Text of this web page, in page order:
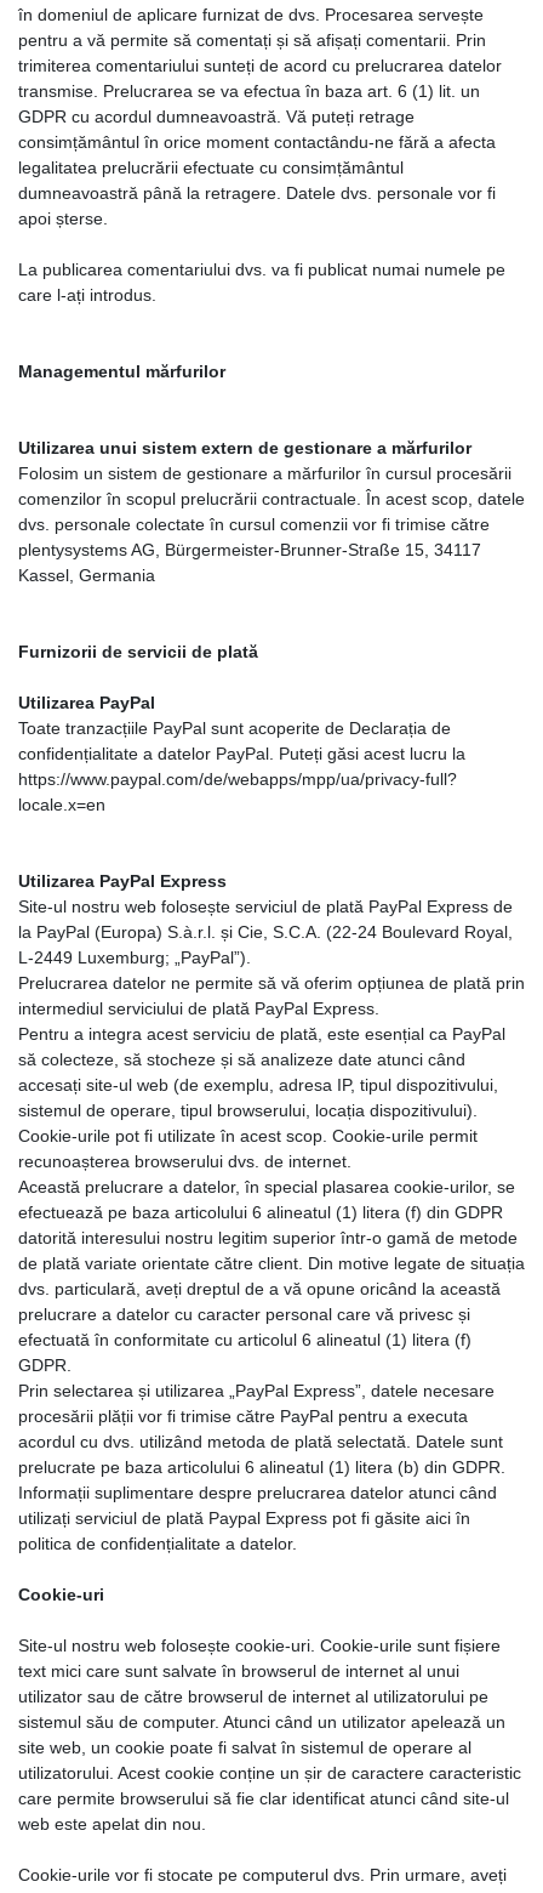
în domeniul de aplicare furnizat de dvs. Procesarea servește
pentru a vă permite să comentați și să afișați comentarii. Prin
trimiterea comentariului sunteți de acord cu prelucrarea datelor
transmise. Prelucrarea se va efectua în baza art. 6 (1) lit. un
GDPR cu acordul dumneavoastră. Vă puteți retrage
consimțământul în orice moment contactându-ne fără a afecta
legalitatea prelucrării efectuate cu consimțământul
dumneavoastră până la retragere. Datele dvs. personale vor fi
apoi șterse.
La publicarea comentariului dvs. va fi publicat numai numele pe
care l-ați introdus.
Managementul mărfurilor
Utilizarea unui sistem extern de gestionare a mărfurilor
Folosim un sistem de gestionare a mărfurilor în cursul procesării
comenzilor în scopul prelucrării contractuale. În acest scop, datele
dvs. personale colectate în cursul comenzii vor fi trimise către
plentysystems AG, Bürgermeister-Brunner-Straße 15, 34117
Kassel, Germania
Furnizorii de servicii de plată
Utilizarea PayPal
Toate tranzacțiile PayPal sunt acoperite de Declarația de
confidențialitate a datelor PayPal. Puteți găsi acest lucru la
https://www.paypal.com/de/webapps/mpp/ua/privacy-full?
locale.x=en
Utilizarea PayPal Express
Site-ul nostru web folosește serviciul de plată PayPal Express de
la PayPal (Europa) S.à.r.l. și Cie, S.C.A. (22-24 Boulevard Royal,
L-2449 Luxemburg; „PayPal”).
Prelucrarea datelor ne permite să vă oferim opțiunea de plată prin
intermediul serviciului de plată PayPal Express.
Pentru a integra acest serviciu de plată, este esențial ca PayPal
să colecteze, să stocheze și să analizeze date atunci când
accesați site-ul web (de exemplu, adresa IP, tipul dispozitivului,
sistemul de operare, tipul browserului, locația dispozitivului).
Cookie-urile pot fi utilizate în acest scop. Cookie-urile permit
recunoașterea browserului dvs. de internet.
Această prelucrare a datelor, în special plasarea cookie-urilor, se
efectuează pe baza articolului 6 alineatul (1) litera (f) din GDPR
datorită interesului nostru legitim superior într-o gamă de metode
de plată variate orientate către client. Din motive legate de situația
dvs. particulară, aveți dreptul de a vă opune oricând la această
prelucrare a datelor cu caracter personal care vă privesc și
efectuată în conformitate cu articolul 6 alineatul (1) litera (f)
GDPR.
Prin selectarea și utilizarea „PayPal Express”, datele necesare
procesării plății vor fi trimise către PayPal pentru a executa
acordul cu dvs. utilizând metoda de plată selectată. Datele sunt
prelucrate pe baza articolului 6 alineatul (1) litera (b) din GDPR.
Informații suplimentare despre prelucrarea datelor atunci când
utilizați serviciul de plată Paypal Express pot fi găsite aici în
politica de confidențialitate a datelor.
Cookie-uri
Site-ul nostru web folosește cookie-uri. Cookie-urile sunt fișiere
text mici care sunt salvate în browserul de internet al unui
utilizator sau de către browserul de internet al utilizatorului pe
sistemul său de computer. Atunci când un utilizator apelează un
site web, un cookie poate fi salvat în sistemul de operare al
utilizatorului. Acest cookie conține un șir de caractere caracteristic
care permite browserului să fie clar identificat atunci când site-ul
web este apelat din nou.
Cookie-urile vor fi stocate pe computerul dvs. Prin urmare, aveți